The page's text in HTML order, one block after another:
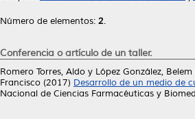
Número de elementos: 2.
Conferencia o artículo de un taller.
Romero Torres, Aldo y López González,
Francisco (2017) Desarrollo de un medio de
Nacional de Ciencias Farmacéuticas y